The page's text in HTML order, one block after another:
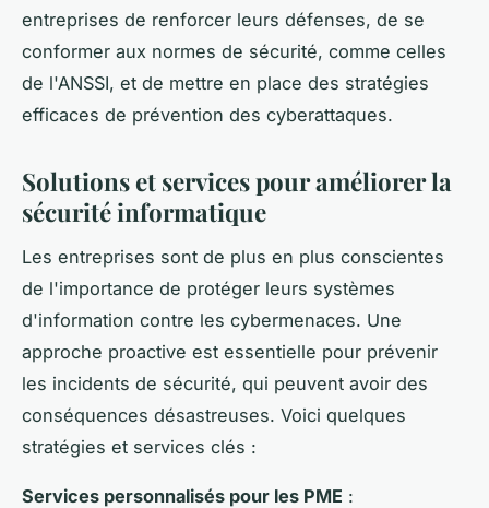
entreprises de renforcer leurs défenses, de se
conformer aux normes de sécurité, comme celles
de l'ANSSI, et de mettre en place des stratégies
efficaces de prévention des cyberattaques.
Solutions et services pour améliorer la
sécurité informatique
Les entreprises sont de plus en plus conscientes
de l'importance de protéger leurs systèmes
d'information contre les cybermenaces. Une
approche proactive est essentielle pour prévenir
les incidents de sécurité, qui peuvent avoir des
conséquences désastreuses. Voici quelques
stratégies et services clés :
Services personnalisés pour les PME :